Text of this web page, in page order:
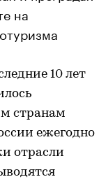
на
10 лет
странам
ежегодно
отрасли